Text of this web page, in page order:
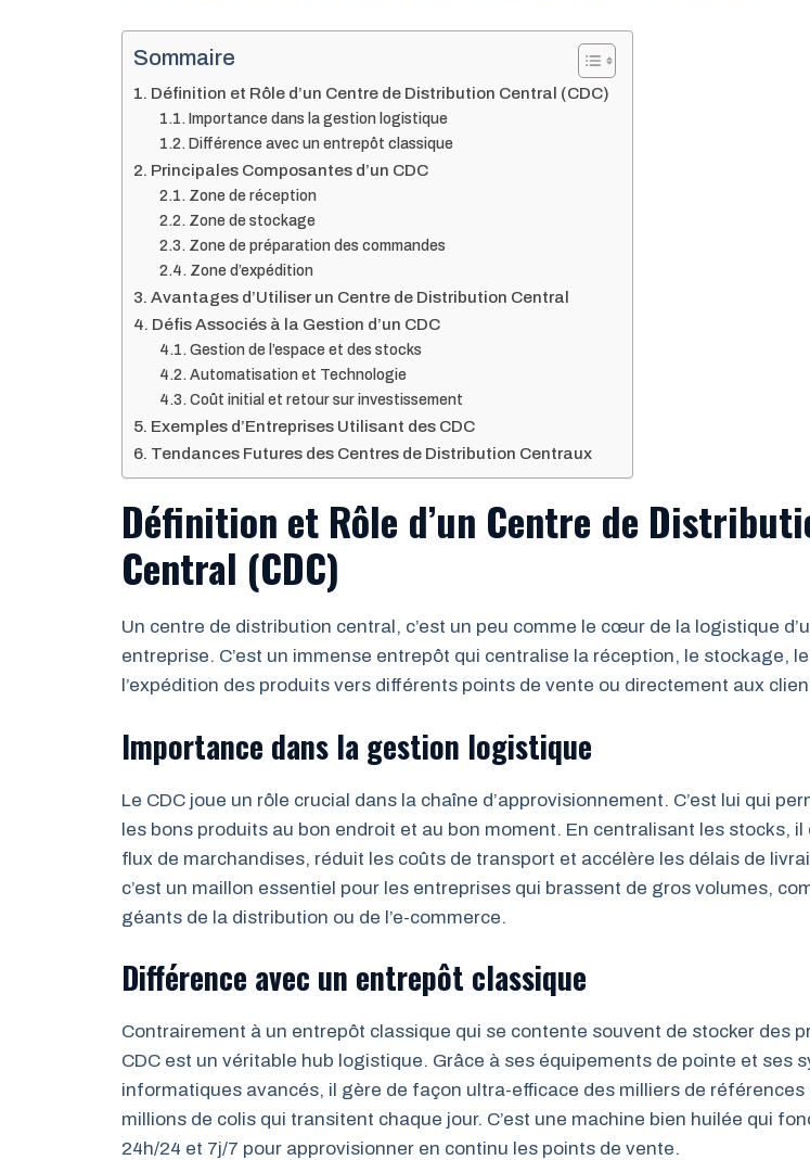
Sommaire
Définition et Rôle d’un Centre de Distribution Central (CDC)
Importance dans la gestion logistique
Différence avec un entrepôt classique
Principales Composantes d’un CDC
Zone de réception
Zone de stockage
Zone de préparation des commandes
Zone d’expédition
Avantages d’Utiliser un Centre de Distribution Central
Défis Associés à la Gestion d’un CDC
Gestion de l’espace et des stocks
Automatisation et Technologie
Coût initial et retour sur investissement
Exemples d’Entreprises Utilisant des CDC
Tendances Futures des Centres de Distribution Centraux
Définition et Rôle d’un Centre de
Central (CDC)
Un centre de distribution central, c’est un peu comme le cœur de la logistique
entreprise. C’est un immense entrepôt qui centralise la réception, le stockage,
l’expédition des produits vers différents points de vente ou directement aux
Importance dans la gestion logistique
Le CDC joue un rôle crucial dans la chaîne d’approvisionnement. C’est lui qui
les bons produits au bon endroit et au bon moment. En centralisant les stocks, il
flux de marchandises, réduit les coûts de transport et accélère les délais de
c’est un maillon essentiel pour les entreprises qui brassent de gros volumes,
géants de la distribution ou de l’e-commerce.
Différence avec un entrepôt classique
Contrairement à un entrepôt classique qui se contente souvent de stocker des
CDC est un véritable hub logistique. Grâce à ses équipements de pointe et ses
informatiques avancés, il gère de façon ultra-efficace des milliers de références
millions de colis qui transitent chaque jour. C’est une machine bien huilée qui
24h/24 et 7j/7 pour approvisionner en continu les points de vente.